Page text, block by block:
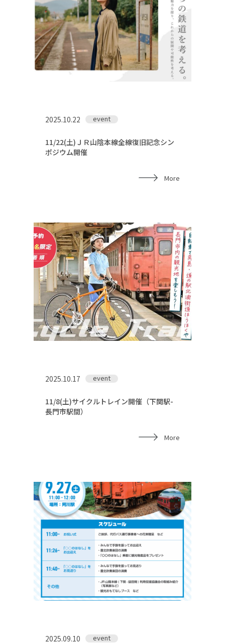
2025.10.22 event
11/22(土)ＪＲ山陰本線全線復旧記念シン
ポジウム開催
More
2025.10.17 event
11/8(土)サイクルトレイン開催（下関駅-
長門市駅間）
More
2025.09.10 event